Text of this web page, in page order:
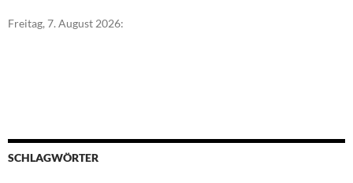
Freitag, 7. August 2026:
SCHLAGWÖRTER